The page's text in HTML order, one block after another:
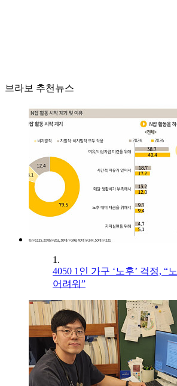
브라보 추천뉴스
1.
4050 1인 가구 ‘노후’ 걱정, “
어려워”